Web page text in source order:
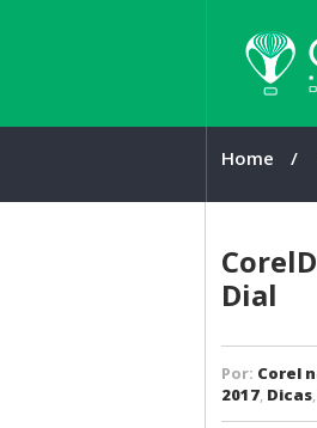
Home /
Dial
Por: Corel
2017, Dicas,